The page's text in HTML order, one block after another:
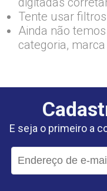
Tente usar
Ainda não
categoria,
E seja o primeiro a